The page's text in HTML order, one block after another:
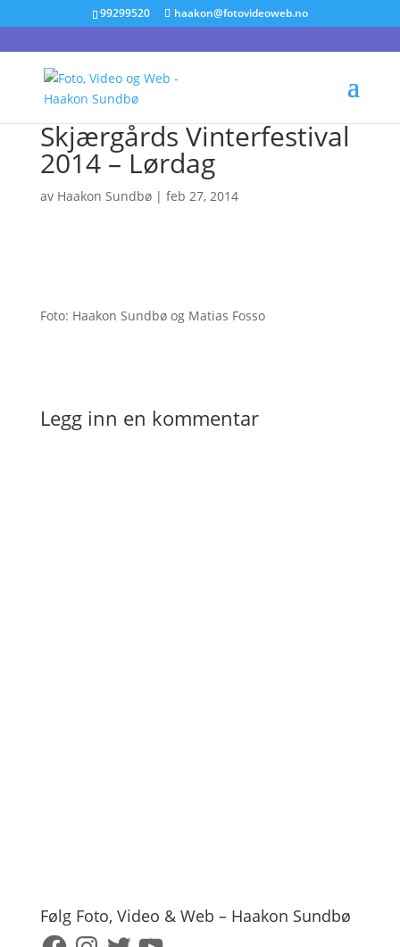
99299520 haakon@fotovideoweb.no
Skjærgårds Vinterfestival
2014 – Lørdag
av Haakon Sundbø| feb 27, 2014
Foto: Haakon Sundbø og Matias Fosso
Legg inn en kommentar
Følg Foto, Video & Web – Haakon Sundbø
FacebookInstagram
TwitterYouTube